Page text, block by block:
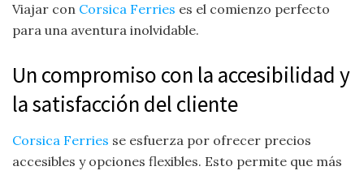
Viajar con Corsica Ferries es el comienzo perfecto
para una aventura inolvidable.
Un compromiso con la accesibilidad y
la satisfacción del cliente
Corsica Ferries se esfuerza por ofrecer precios
accesibles y opciones flexibles. Esto permite que más